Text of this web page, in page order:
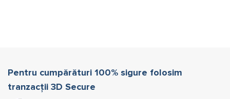
pot
Pentru cumpărături 100% sigure folosim
tranzacții 3D Secure